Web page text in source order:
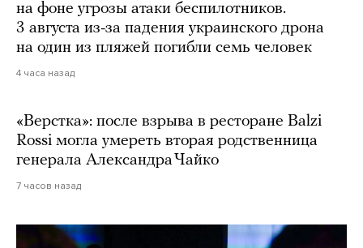
на фоне угрозы атаки беспилотников.
3 августа из-за падения украинского дрона
на один из пляжей погибли семь человек
4 часа назад
«Верстка»: после взрыва в ресторане Balzi
Rossi могла умереть вторая родственница
генерала Александра Чайко
7 часов назад